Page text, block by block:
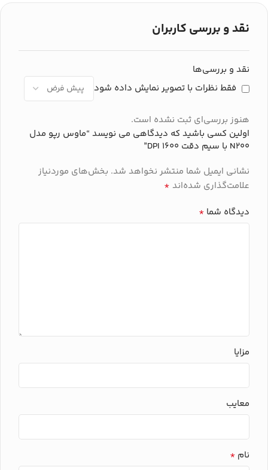
۱۰۰۰ DPI
اتصال
با سیم (Wired) – رابط USB
برند
نقد و بررسی کاربران
نقد و بررسی‌ها
فقط نظرات با تصویر نمایش داده شود
هنوز بررسی‌ای ثبت نشده است.
اولین کسی باشید که دیدگاهی می نویسد “ماوس رپو مدل
N200 با سیم دقت ۱۶۰۰ DPI”
نشانی ایمیل شما منتشر نخواهد شد. بخش‌های موردنیاز
علامت‌گذاری شده‌اند *
دیدگاه شما *
مزایا
معایب
نام *